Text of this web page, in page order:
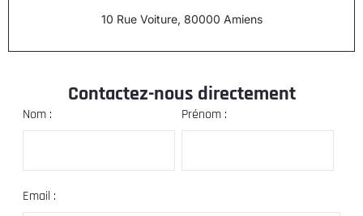
10 Rue Voiture, 80000 Amiens
Contactez-nous directement
Nom : Prénom :
Email :